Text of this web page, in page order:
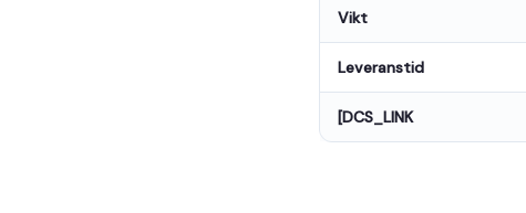
Vikt
Leveranstid
[DCS_LINK